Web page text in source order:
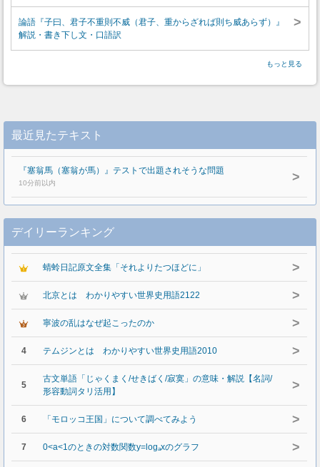
論語『子曰、君子不重則不威（君子、重からざれば則ち威あらず）』
解説・書き下し文・口語訳
>
もっと見る
最近見たテキスト
『塞翁馬（塞翁が馬）』テストで出題されそうな問題
10分前以内 >
デイリーランキング
蜻蛉日記原文全集「それよりたつほどに」 >
北京とは わかりやすい世界史用語2122 >
寧波の乱はなぜ起こったのか >
4 テムジンとは わかりやすい世界史用語2010 >
5
古文単語「じゃくまく/せきばく/寂寞」の意味・解説【名詞/
形容動詞タリ活用】
>
6 「モロッコ王国」について調べてみよう >
7 0<a<1のときの対数関数y=logₐxのグラフ >